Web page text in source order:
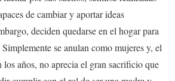
de cambiar y aportar ideas
deciden quedarse en el hogar para
se anulan como mujeres y, el
los años, no aprecia el gran sacrificio que